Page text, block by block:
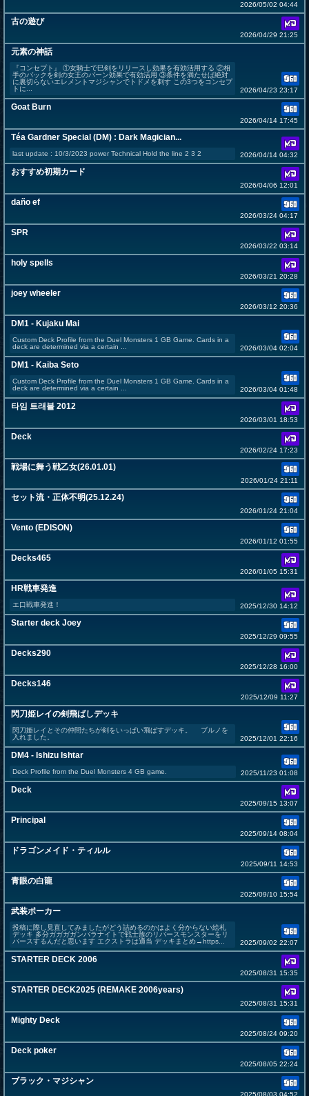
2026/05/02 04:44
古の遊び
2026/04/29 21:25
元素の神話
『コンセプト』 ①女騎士で巳剣をリリースし効果を有効活用する ②相
手のバックを剣の女王のバーン効果で有効活用 ③条件を満たせば絶対
に裏切らないエレメントマジシャンでトドメを刺す この3つをコンセプ
トに...
2026/04/23 23:17
Goat Burn
2026/04/14 17:45
Téa Gardner Special (DM) : Dark Magician...
last update : 10/3/2023 power Technical Hold the line 2 3 2 2026/04/14 04:32
おすすめ初期カード
2026/04/06 12:01
daño ef
2026/03/24 04:17
SPR
2026/03/22 03:14
holy spells
2026/03/21 20:28
joey wheeler
2026/03/12 20:36
DM1 - Kujaku Mai
Custom Deck Profile from the Duel Monsters 1 GB Game. Cards in a
deck are determined via a certain ...
2026/03/04 02:04
DM1 - Kaiba Seto
Custom Deck Profile from the Duel Monsters 1 GB Game. Cards in a
deck are determined via a certain ...
2026/03/04 01:48
타임 트래블 2012
2026/03/01 18:53
Deck
2026/02/24 17:23
戦場に舞う戦乙女(26.01.01)
2026/01/24 21:11
セット流・正体不明(25.12.24)
2026/01/24 21:04
Vento (EDISON)
2026/01/12 01:55
Decks465
2026/01/05 15:31
HR戦車発進
エ口戦車発進！ 2025/12/30 14:12
Starter deck Joey
2025/12/29 09:55
Decks290
2025/12/28 16:00
Decks146
2025/12/09 11:27
閃刀姫レイの剣飛ばしデッキ
閃刀姫レイとその仲間たちが剣をいっぱい飛ばすデッキ。 ブルノを
入れました。
2025/12/01 22:16
DM4 - Ishizu Ishtar
Deck Profile from the Duel Monsters 4 GB game. 2025/11/23 01:08
Deck
2025/09/15 13:07
Principal
2025/09/14 08:04
ドラゴンメイド・ティルル
2025/09/11 14:53
青眼の白龍
2025/09/10 15:54
武装ポーカー
投稿に際し見直してみましたがどう詰めるのかはよく分からない絵札
デッキ 多分ガガガガンバラナイトで戦士族のリバースモンスターをリ
バースするんだと思います エクストラは適当 デッキまとめ→https...
2025/09/02 22:07
STARTER DECK 2006
2025/08/31 15:35
STARTER DECK2025 (REMAKE 2006years)
2025/08/31 15:31
Mighty Deck
2025/08/24 09:20
Deck poker
2025/08/05 22:24
ブラック・マジシャン
2025/08/03 04:52